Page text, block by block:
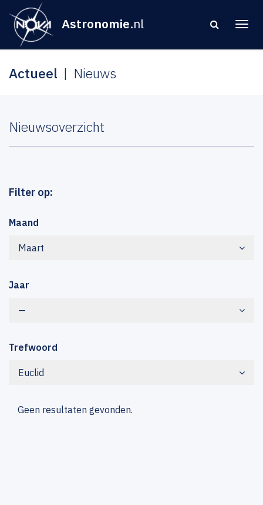
Astronomie.nl
Actueel Nieuws
Nieuwsoverzicht
Filter op:
Maand
Maart
Jaar
—
Trefwoord
Euclid
Geen resultaten gevonden.